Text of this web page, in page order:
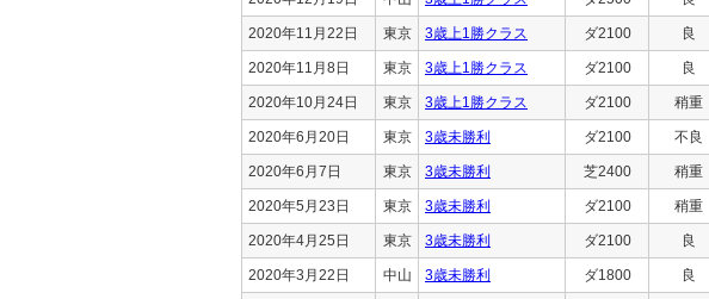
2020年11月22日 東京 3歳上1勝クラス ダ2100 良
2020年11月8日 東京 3歳上1勝クラス ダ2100 良
2020年10月24日 東京 3歳上1勝クラス ダ2100 稍重
2020年6月20日 東京 3歳未勝利 ダ2100 不良
2020年6月7日 東京 3歳未勝利 芝2400 稍重
2020年5月23日 東京 3歳未勝利 ダ2100 稍重
2020年4月25日 東京 3歳未勝利 ダ2100 良
2020年3月22日 中山 3歳未勝利 ダ1800 良